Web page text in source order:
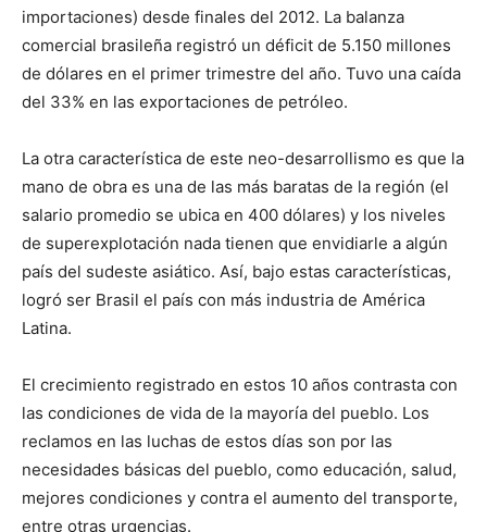
importaciones) desde finales del 2012. La balanza
comercial brasileña registró un déficit de 5.150 millones
de dólares en el primer trimestre del año. Tuvo una caída
del 33% en las exportaciones de petróleo.
La otra característica de este neo-desarrollismo es que la
mano de obra es una de las más baratas de la región (el
salario promedio se ubica en 400 dólares) y los niveles
de superexplotación nada tienen que envidiarle a algún
país del sudeste asiático. Así, bajo estas características,
logró ser Brasil el país con más industria de América
Latina.
El crecimiento registrado en estos 10 años contrasta con
las condiciones de vida de la mayoría del pueblo. Los
reclamos en las luchas de estos días son por las
necesidades básicas del pueblo, como educación, salud,
mejores condiciones y contra el aumento del transporte,
entre otras urgencias.